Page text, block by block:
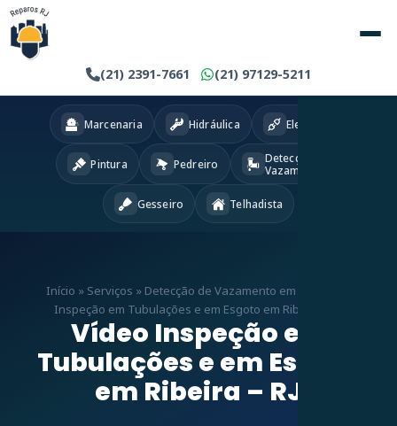
(21) 2391-7661 (21) 97129-5211
Marcenaria Hidráulica Eletricista
Pintura Pedreiro
Detecção
Vazamentos
Gesseiro Telhadista
Início » Serviços » Detecção de Vazamento em RJ
Inspeção em Tubulações e em Esgoto em Ribeira – RJ
Vídeo Inspeção em
Tubulações e em Esgoto
em Ribeira – RJ